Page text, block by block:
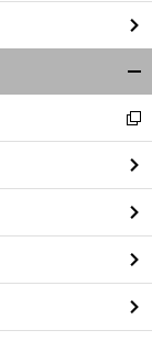
閉
る
新
し
い
ウ
ィ
ン
ド
ウ
で
開